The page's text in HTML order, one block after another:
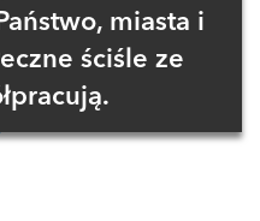
miasta i
ściśle ze